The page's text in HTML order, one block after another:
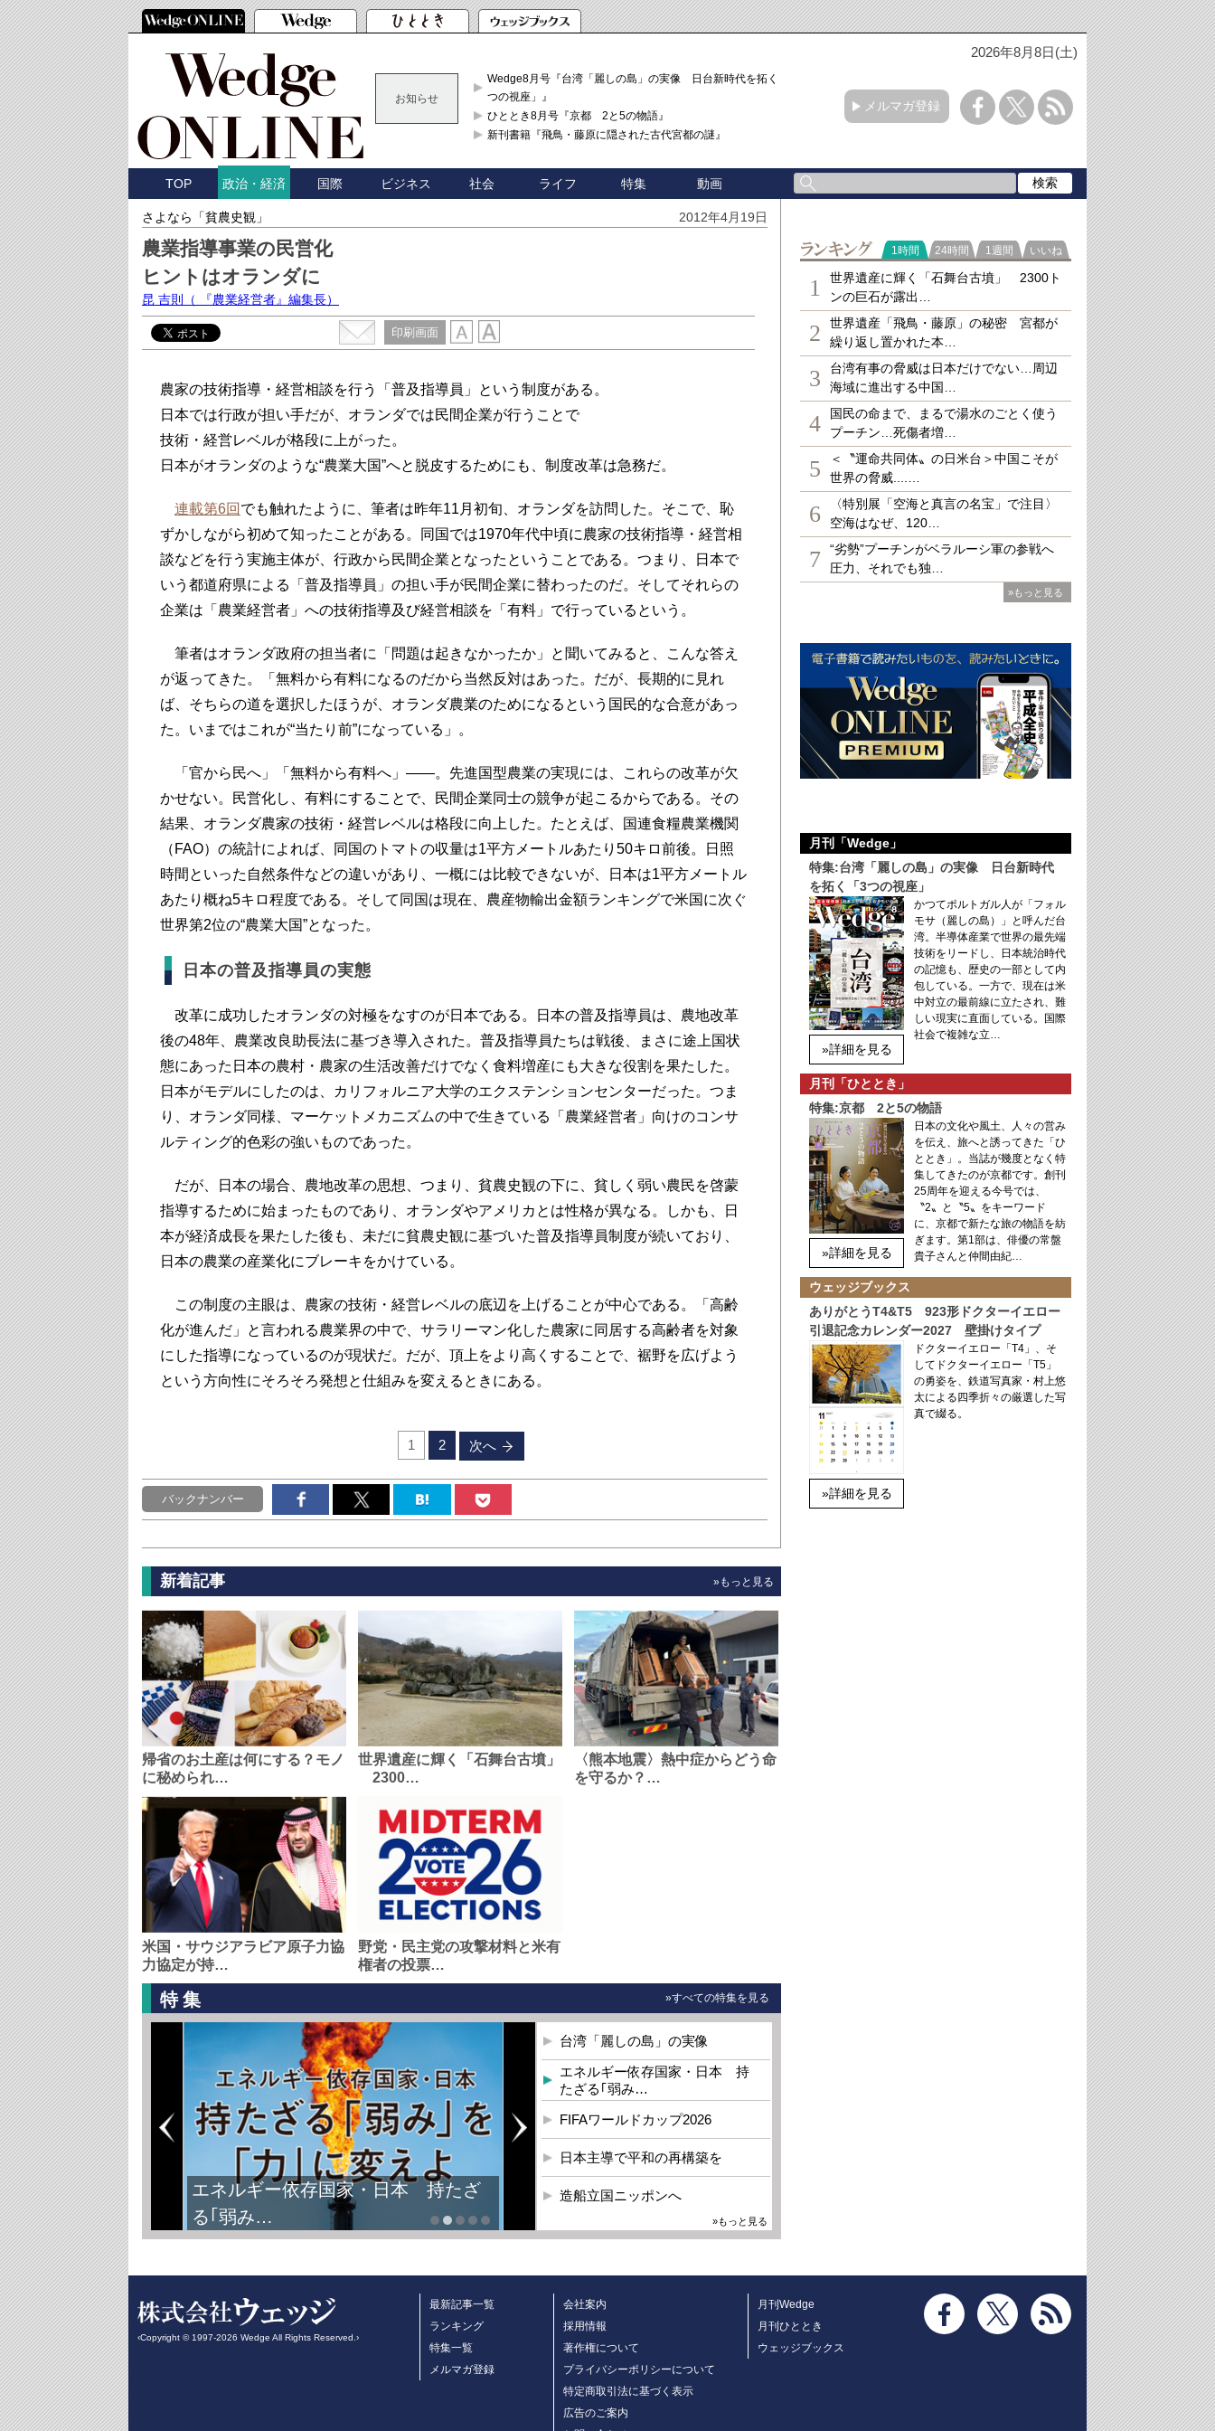
2026年8月8日(土)
お知らせ
Wedge8月号『台湾「麗しの島」の実像 日台新時代を拓く「3
つの視座」』
ひととき8月号『京都 2と5の物語』
新刊書籍『飛鳥・藤原に隠された古代宮都の謎』
メルマガ登録
TOP 政治・経済 国際 ビジネス 社会 ライフ 特集 動画
さよなら「貧農史観」 2012年4月19日
農業指導事業の民営化
ヒントはオランダに
昆 吉則 （ 『農業経営者』編集長）
印刷画面
農家の技術指導・経営相談を行う「普及指導員」という制度がある。
日本では行政が担い手だが、オランダでは民間企業が行うことで
技術・経営レベルが格段に上がった。
日本がオランダのような“農業大国”へと脱皮するためにも、制度改革は急務だ。
連載第6回 でも触れたように、筆者は昨年11月初旬、オランダを訪問した。そこで、恥
ずかしながら初めて知ったことがある。同国では1970年代中頃に農家の技術指導・経営相
談などを行う実施主体が、行政から民間企業となったということである。つまり、日本で
いう都道府県による「普及指導員」の担い手が民間企業に替わったのだ。そしてそれらの
企業は「農業経営者」への技術指導及び経営相談を「有料」で行っているという。
筆者はオランダ政府の担当者に「問題は起きなかったか」と聞いてみると、こんな答え
が返ってきた。「無料から有料になるのだから当然反対はあった。だが、長期的に見れ
ば、そちらの道を選択したほうが、オランダ農業のためになるという国民的な合意があっ
た。いまではこれが“当たり前”になっている」。
「官から民へ」「無料から有料へ」――。先進国型農業の実現には、これらの改革が欠
かせない。民営化し、有料にすることで、民間企業同士の競争が起こるからである。その
結果、オランダ農家の技術・経営レベルは格段に向上した。たとえば、国連食糧農業機関
（FAO）の統計によれば、同国のトマトの収量は1平方メートルあたり50キロ前後。日照
時間といった自然条件などの違いがあり、一概には比較できないが、日本は1平方メートル
あたり概ね5キロ程度である。そして同国は現在、農産物輸出金額ランキングで米国に次ぐ
世界第2位の“農業大国”となった。
日本の普及指導員の実態
改革に成功したオランダの対極をなすのが日本である。日本の普及指導員は、農地改革
後の48年、農業改良助長法に基づき導入された。普及指導員たちは戦後、まさに途上国状
態にあった日本の農村・農家の生活改善だけでなく食料増産にも大きな役割を果たした。
日本がモデルにしたのは、カリフォルニア大学のエクステンションセンターだった。つま
り、オランダ同様、マーケットメカニズムの中で生きている「農業経営者」向けのコンサ
ルティング的色彩の強いものであった。
だが、日本の場合、農地改革の思想、つまり、貧農史観の下に、貧しく弱い農民を啓蒙
指導するために始まったものであり、オランダやアメリカとは性格が異なる。しかも、日
本が経済成長を果たした後も、未だに貧農史観に基づいた普及指導員制度が続いており、
日本の農業の産業化にブレーキをかけている。
この制度の主眼は、農家の技術・経営レベルの底辺を上げることが中心である。「高齢
化が進んだ」と言われる農業界の中で、サラリーマン化した農家に同居する高齢者を対象
にした指導になっているのが現状だ。だが、頂上をより高くすることで、裾野を広げよう
という方向性にそろそろ発想と仕組みを変えるときにある。
1 2 次へ
バックナンバー
新着記事 »もっと見る
帰省のお土産は何にする？モノ
に秘められ…
世界遺産に輝く「石舞台古墳」
2300…
〈熊本地震〉熱中症からどう命
を守るか？…
米国・サウジアラビア原子力協
力協定が持…
野党・民主党の攻撃材料と米有
権者の投票…
特集 »すべての特集を見る
エネルギー依存国家・日本 持たざ
る｢弱み…
台湾「麗しの島」の実像
エネルギー依存国家・日本 持
たざる｢弱み…
FIFAワールドカップ2026
日本主導で平和の再構築を
造船立国ニッポンへ
»もっと見る
ランキング
1時間 24時間 1週間 いいね
1
世界遺産に輝く「石舞台古墳」 2300ト
ンの巨石が露出…
2
世界遺産「飛鳥・藤原」の秘密 宮都が
繰り返し置かれた本…
3
台湾有事の脅威は日本だけでない…周辺
海域に進出する中国…
4
国民の命まで、まるで湯水のごとく使う
プーチン…死傷者増…
5
＜〝運命共同体〟の日米台＞中国こそが
世界の脅威....…
6
〈特別展「空海と真言の名宝」で注目〉
空海はなぜ、120…
7
“劣勢”プーチンがベラルーシ軍の参戦へ
圧力、それでも独…
»もっと見る
月刊「Wedge」
特集:台湾「麗しの島」の実像 日台新時代
を拓く「3つの視座」
»詳細を見る
かつてポルトガル人が「フォル
モサ（麗しの島）」と呼んだ台
湾。半導体産業で世界の最先端
技術をリードし、日本統治時代
の記憶も、歴史の一部として内
包している。一方で、現在は米
中対立の最前線に立たされ、難
しい現実に直面している。国際
社会で複雑な立…
月刊「ひととき」
特集:京都 2と5の物語
»詳細を見る
日本の文化や風土、人々の営み
を伝え、旅へと誘ってきた「ひ
ととき」。当誌が幾度となく特
集してきたのが京都です。創刊
25周年を迎える今号では、
〝2〟と〝5〟をキーワード
に、京都で新たな旅の物語を紡
ぎます。第1部は、俳優の常盤
貴子さんと仲間由紀…
ウェッジブックス
ありがとうT4&T5 923形ドクターイエロー
引退記念カレンダー2027 壁掛けタイプ
»詳細を見る
ドクターイエロー「T4」、そ
してドクターイエロー「T5」
の勇姿を、鉄道写真家・村上悠
太による四季折々の厳選した写
真で綴る。
‹Copyright © 1997-2026 Wedge All Rights Reserved.›
最新記事一覧
ランキング
特集一覧
メルマガ登録
会社案内
採用情報
著作権について
プライバシーポリシーについて
特定商取引法に基づく表示
広告のご案内
月刊Wedge
月刊ひととき
ウェッジブックス